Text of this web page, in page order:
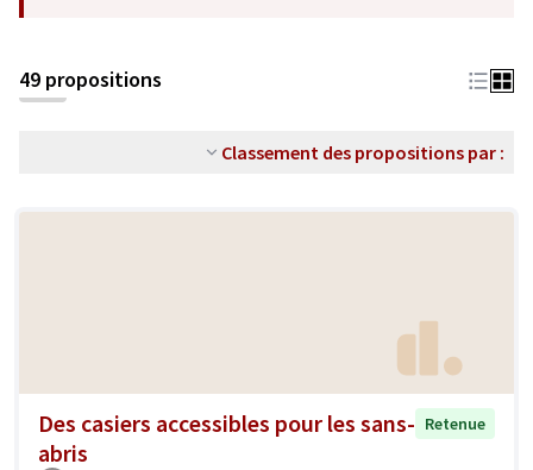
49 propositions
Classement des propositions par :
Des casiers accessibles pour les sans-
abris
Retenue